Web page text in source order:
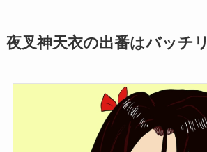
夜叉神天衣の出番はバッチリ